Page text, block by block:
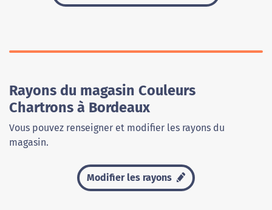
Rayons du magasin Couleurs
Chartrons à Bordeaux
Vous pouvez renseigner et modifier les rayons du
magasin.
Modifier les rayons